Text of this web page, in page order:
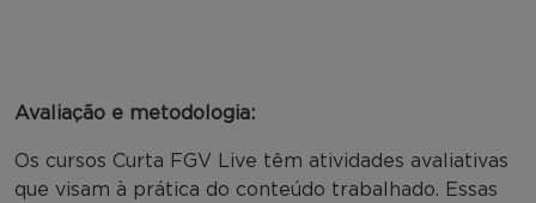
Avaliação e metodologia:
Os cursos Curta FGV Live têm atividades avaliativas
que visam à prática do conteúdo trabalhado. Essas